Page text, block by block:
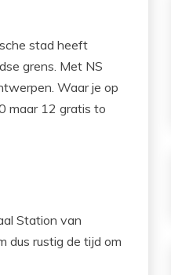
stad heeft
grens. Met NS
Waar je op
maar 12 gratis to
Station van
dus rustig de tijd om